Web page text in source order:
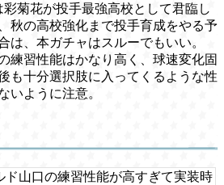
菊花が投手最強高校として君臨し
秋の高校強化まで投手育成をやる予
は、本ガチャはスルーでもいい。
練習性能はかなり高く、球速変化固
も十分選択肢に入ってくるような性
いように注意。
ド山口の練習性能が高すぎて実装時